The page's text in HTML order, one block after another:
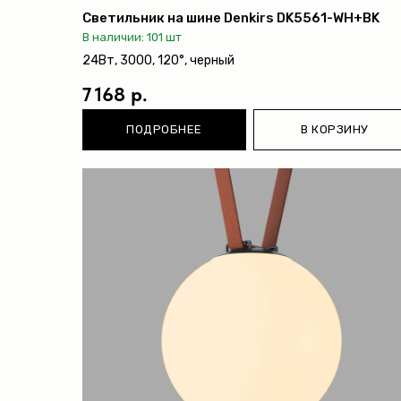
Светильник на шине Denkirs DK5561-WH+BK
В наличии: 101 шт
24Вт, 3000, 120°, черный
7 168 р.
ПОДРОБНЕЕ В КОРЗИНУ